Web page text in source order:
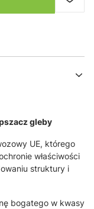
gleby
UE, którego
właściwości
struktury i
bogatego w kwasy